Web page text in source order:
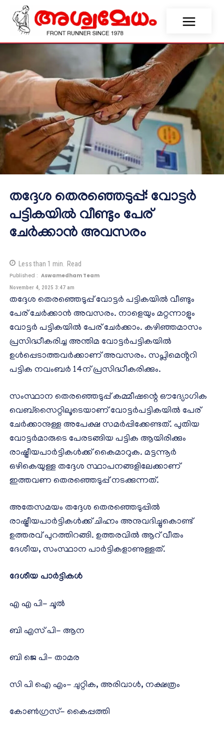
തദ്ദേശ തെരഞ്ഞെടുപ്പ്: വോട്ടർ
പട്ടികയിൽ വീണ്ടും പേര്
ചേർക്കാൻ അവസരം
Less than 1 min. Read
Published : Aswamedham Team
November 4, 2025 3:47 am
തദ്ദേശ തെരഞ്ഞെടുപ്പ് വോട്ടർ പട്ടികയിൽ വീണ്ടും
പേര് ചേർക്കാൻ അവസരം. നാളെയും മറ്റന്നാളും
വോട്ടർ പട്ടികയിൽ പേര് ചേർക്കാം. കഴിഞ്ഞമാസം
പ്രസിദ്ധീകരിച്ച അന്തിമ വോട്ടർപട്ടികയിൽ
ഉൾപ്പെടാത്തവർക്കാണ് അവസരം. സപ്ലിമെൻ്ററി
പട്ടിക നവംബർ 14ന് പ്രസിദ്ധീകരിക്കും.
സംസ്ഥാന തെരഞ്ഞെടുപ്പ് കമ്മീഷന്റെ ഔദ്യോഗിക
വെബ്സൈറ്റിലൂടെയാണ് വോട്ടർപട്ടികയിൽ പേര്
ചേർക്കാനുള്ള അപേക്ഷ സമർപ്പിക്കേണ്ടത്. പുതിയ
വോട്ടർമാരുടെ പേരടങ്ങിയ പട്ടിക ആയിരിക്കും
രാഷ്ട്രീയപാർട്ടികൾക്ക് കൈമാറുക. മട്ടന്നൂർ
ഒഴികെയുള്ള തദ്ദേശ സ്ഥാപനങ്ങളിലേക്കാണ്
ഇത്തവണ തെരഞ്ഞെടുപ്പ് നടക്കുന്നത്.
അതേസമയം തദ്ദേശ തെരഞ്ഞെടുപ്പിൽ
രാഷ്ട്രീയപാർട്ടികൾക്ക് ചിഹ്നം അനുവദിച്ചുകൊണ്ട്
ഉത്തരവ് പുറത്തിറങ്ങി. ഉത്തരവിൽ ആറ് വീതം
ദേശീയ, സംസ്ഥാന പാർട്ടികളാണുള്ളത്.
ദേശീയ പാർട്ടികൾ
എ എ പി- ചൂൽ
ബി എസ് പി- ആന
ബി ജെ പി- താമര
സി പി ഐ എം- ചുറ്റിക, അരിവാൾ, നക്ഷത്രം
കോൺഗ്രസ്- കൈപ്പത്തി